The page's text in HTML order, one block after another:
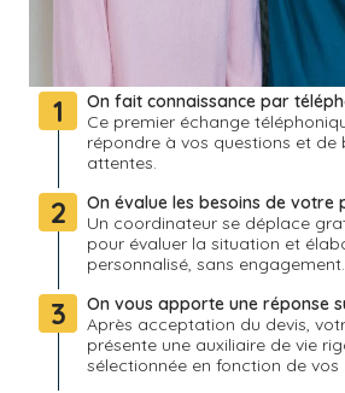
1
On fait connaissance par
Ce premier échange
répondre à vos questions et de
attentes.
2
On évalue les besoins de votre
Un coordinateur se déplace
pour évaluer la situation et
personnalisé, sans engagement.
3
On vous apporte une réponse
Après acceptation du devis,
présente une auxiliaire de vie
sélectionnée en fonction de vos